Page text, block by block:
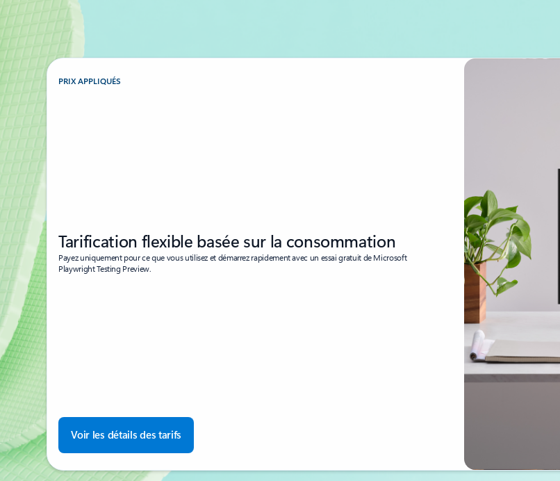
PRIX APPLIQUÉS
Tarification flexible basée sur la consommation
Payez uniquement pour ce que vous utilisez et démarrez rapidement avec un essai gratuit de Microsoft
Playwright Testing Preview.
Voir les détails des tarifs